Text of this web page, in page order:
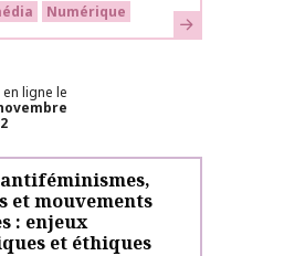
Numérique En savoir plus
ligne le
et mouvements
: enjeux
et éthiques